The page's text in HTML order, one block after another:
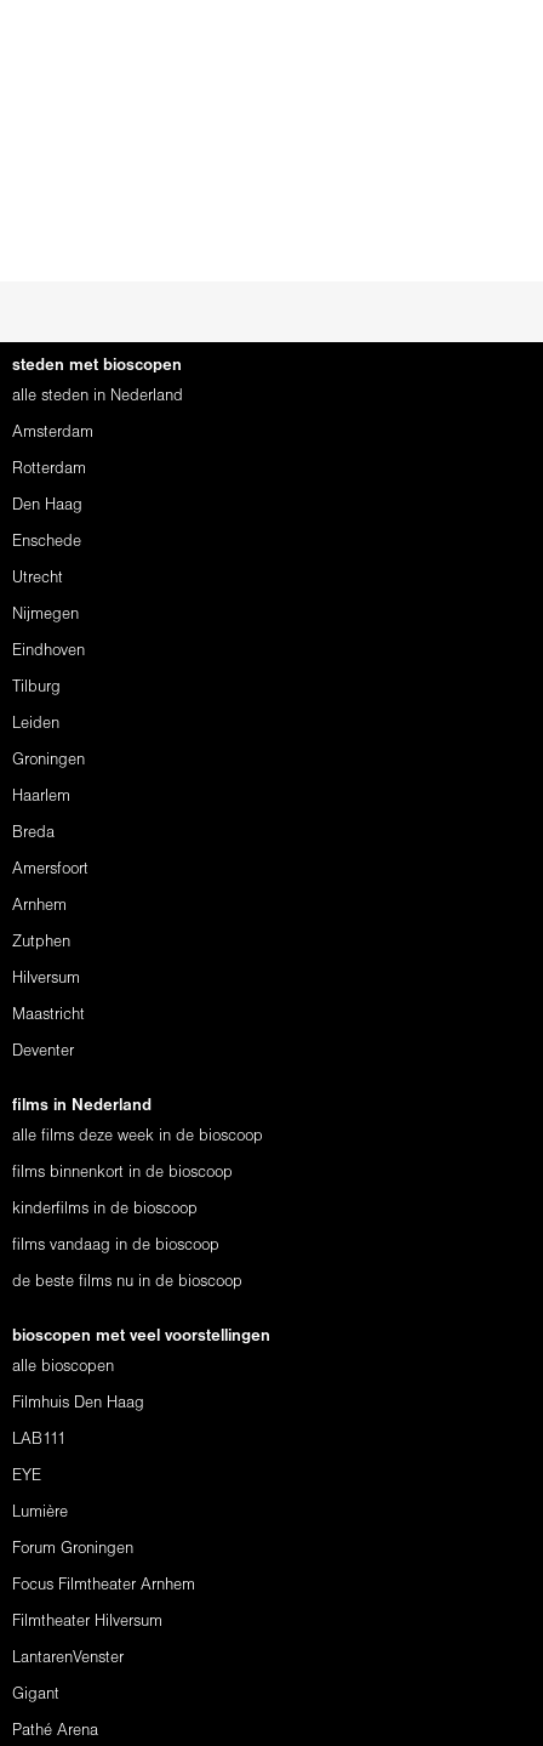
steden met bioscopen
alle steden in Nederland
Amsterdam
Rotterdam
Den Haag
Enschede
Utrecht
Nijmegen
Eindhoven
Tilburg
Leiden
Groningen
Haarlem
Breda
Amersfoort
Arnhem
Zutphen
Hilversum
Maastricht
Deventer
films in Nederland
alle films deze week in de bioscoop
films binnenkort in de bioscoop
kinderfilms in de bioscoop
films vandaag in de bioscoop
de beste films nu in de bioscoop
bioscopen met veel voorstellingen
alle bioscopen
Filmhuis Den Haag
LAB111
EYE
Lumière
Forum Groningen
Focus Filmtheater Arnhem
Filmtheater Hilversum
LantarenVenster
Gigant
Pathé Arena